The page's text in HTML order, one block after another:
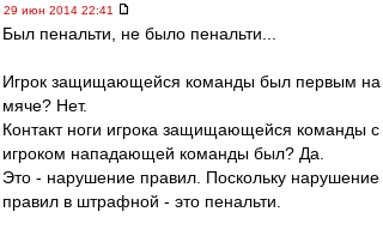
29 июн 2014 22:41
Был пенальти, не было пенальти...
Игрок защищающейся команды был первым на
мяче? Нет.
Контакт ноги игрока защищающейся команды с
игроком нападающей команды был? Да.
Это - нарушение правил. Поскольку нарушение
правил в штрафной - это пенальти.